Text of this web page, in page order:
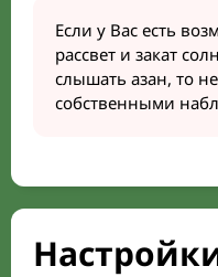
Если у Вас есть
рассвет и закат
слышать азан, то
собственными